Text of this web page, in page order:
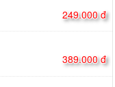
249.000 đ
389.000 đ